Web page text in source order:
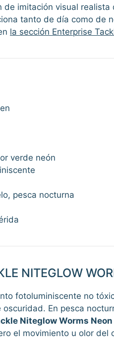
imitación visual
tanto de día como de
la sección Enterprise
verde neón
pesca nocturna
NITEGLOW
fotoluminiscente no
En pesca
Niteglow Worms Neon
el movimiento u olor